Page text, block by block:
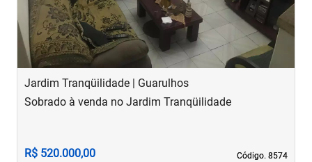
Jardim Tranqüilidade | Guarulhos
Código. 8574
Código. 8574
Sobrado à venda no Jardim Tranqüilidade
R$ 520.000,00